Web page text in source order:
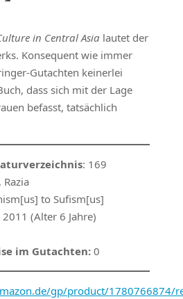
in Central Asia lautet der
Konsequent wie immer
Gutachten keinerlei
dass sich mit der Lage
befasst, tatsächlich
: 169
Razia
to Sufism[us]
2011 (Alter 6 Jahre)
im Gutachten: 0
gp/product/1780766874/